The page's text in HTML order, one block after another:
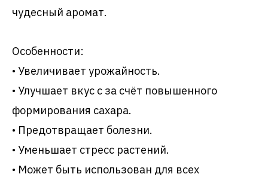
чудесный аромат.
Особенности:
• Увеличивает урожайность.
• Улучшает вкус с за счёт повышенного
формирования сахара.
• Предотвращает болезни.
• Уменьшает стресс растений.
• Может быть использован для всех